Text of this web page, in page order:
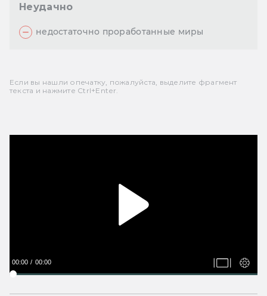
Неудачно
недостаточно проработанные миры
Если вы нашли опечатку, пожалуйста, выделите фрагмент
текста и нажмите Ctrl+Enter.
00:00 00:00